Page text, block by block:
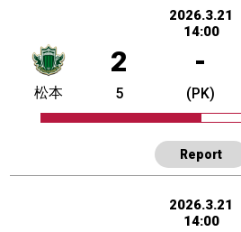
2026.3.21
14:00
2 -
松本 5 (PK)
Report
2026.3.21
14:00